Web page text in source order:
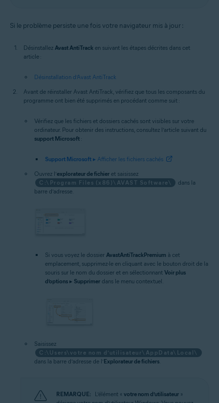
Si le problème persiste une fois votre navigateur mis à jour :
Désinstallez Avast AntiTrack en suivant les étapes décrites dans cet
article :
Désinstallation d’Avast AntiTrack
Avant de réinstaller Avast AntiTrack, vérifiez que tous les composants du
programme ont bien été supprimés en procédant comme suit :
Vérifiez que les fichiers et dossiers cachés sont visibles sur votre
ordinateur. Pour obtenir des instructions, consultez l’article suivant du
support Microsoft :
Support Microsoft ▸ Afficher les fichiers cachés
Ouvrez l’explorateur de fichier et saisissez
C:\Program Files (x86)\AVAST Software\
dans la
barre d’adresse.
Si vous voyez le dossier AvastAntiTrackPremium à cet
emplacement, supprimez-le en cliquant avec le bouton droit de la
souris sur le nom du dossier et en sélectionnant Voir plus
d’options ▸ Supprimer dans le menu contextuel.
Saisissez
C:\Users\votre nom d’utilisateur\AppData\Local\
dans la barre d’adresse de l’Explorateur de fichiers
REMARQUE: L’élément « votre nom d’utilisateur »